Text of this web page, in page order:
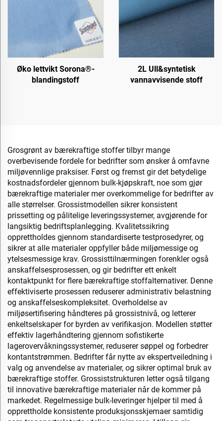
Øko lettvikt Sorona®-
blandingstoff
2L Ull&syntetisk
vannavvisende stoff
Grosgrønt av bærekraftige stoffer tilbyr mange
overbevisende fordele for bedrifter som ønsker å omfavne
miljøvennlige praksiser. Først og fremst gir det betydelige
kostnadsfordeler gjennom bulk-kjøpskraft, noe som gjør
bærekraftige materialer mer overkommelige for bedrifter av
alle størrelser. Grossistmodellen sikrer konsistent
prissetting og pålitelige leveringssystemer, avgjørende for
langsiktig bedriftsplanlegging. Kvalitetssikring
opprettholdes gjennom standardiserte testprosedyrer, og
sikrer at alle materialer oppfyller både miljømessige og
ytelsesmessige krav. Grossisttilnærmingen forenkler også
anskaffelsesprosessen, og gir bedrifter ett enkelt
kontaktpunkt for flere bærekraftige stoffalternativer. Denne
effektiviserte prosessen reduserer administrativ belastning
og anskaffelseskompleksitet. Overholdelse av
miljøsertifisering håndteres på grossistnivå, og letterer
enkeltselskaper for byrden av verifikasjon. Modellen støtter
effektiv lagerhåndtering gjennom sofistikerte
lagerovervåkningssystemer, reduserer søppel og forbedrer
kontantstrømmen. Bedrifter får nytte av ekspertveiledning i
valg og anvendelse av materialer, og sikrer optimal bruk av
bærekraftige stoffer. Grossiststrukturen letter også tilgang
til innovative bærekraftige materialer når de kommer på
markedet. Regelmessige bulk-leveringer hjelper til med å
opprettholde konsistente produksjonsskjemaer samtidig